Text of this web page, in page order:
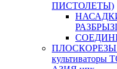
ПИСТОЛЕТЫ)
ПЛОСКОРЕЗЫ